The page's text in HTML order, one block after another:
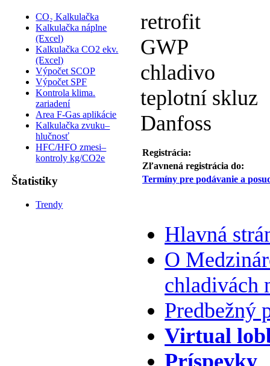
CO₂ Kalkulačka
Kalkulačka náplne
(Excel)
Kalkulačka CO2 ekv.
(Excel)
Výpočet SCOP
Výpočet SPF
Kontrola klima.
zariadení
Area F-Gas aplikácie
Kalkulačka zvuku–
hlučnosť
HFC/HFO zmesi–
kontroly kg/CO2e
Štatistiky
Trendy
retrofit
GWP
chladivo
teplotní skluz
Danfoss
Registrácia:
Zľavnená registrácia do:
Termíny pre podávanie a
Hlavná
O
chladivách
Predbežný
Virtual
Príspevky